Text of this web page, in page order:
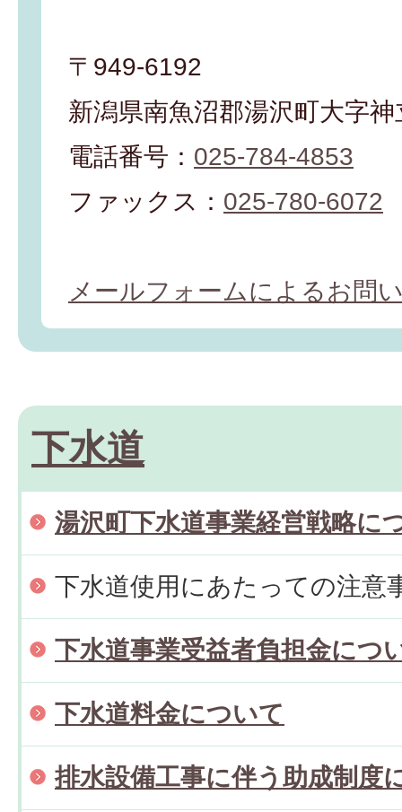
〒949-6192
新潟県南魚沼郡湯沢町大字
電話番号： 025-784-4853
ファックス： 025-780-6072
メールフォームによるお問
下水道
湯沢町下水道事業経営戦略に
下水道使用にあたっての注意
下水道事業受益者負担金につ
下水道料金について
排水設備工事に伴う助成制度